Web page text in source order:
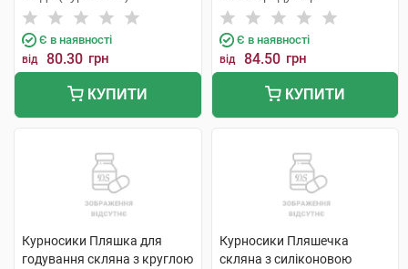
Є в наявності
від 80.30 грн
КУПИТИ
Є в наявності
від 84.50 грн
КУПИТИ
Курносики Пляшка для
годування скляна з круглою
Курносики Пляшечка
скляна з силіконовою